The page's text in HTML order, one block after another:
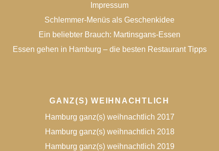
Impressum
Schlemmer-Menüs als Geschenkidee
Ein beliebter Brauch: Martinsgans-Essen
Essen gehen in Hamburg – die besten Restaurant Tipps
GANZ(S) WEIHNACHTLICH
Hamburg ganz(s) weihnachtlich 2017
Hamburg ganz(s) weihnachtlich 2018
Hamburg ganz(s) weihnachtlich 2019